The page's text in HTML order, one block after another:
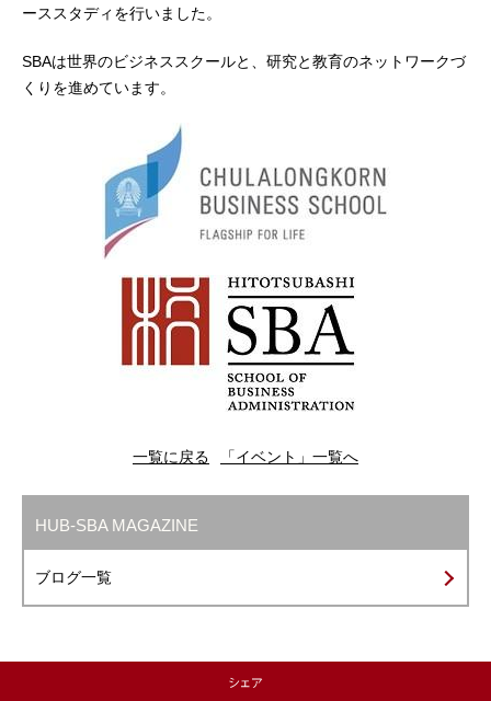
ーススタディを行いました。
SBAは世界のビジネススクールと、研究と教育のネットワークづ
くりを進めています。
一覧に戻る 「イベント」一覧へ
HUB-SBA MAGAZINE
ブログ一覧